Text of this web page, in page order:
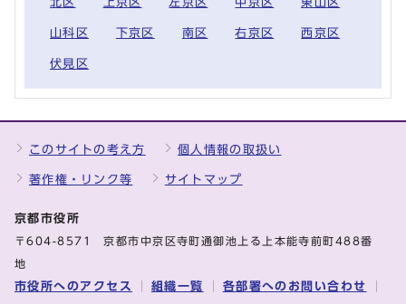
北区 上京区 左京区 中京区 東山区
山科区 下京区 南区 右京区 西京区
伏見区
このサイトの考え方 個人情報の取扱い
著作権・リンク等 サイトマップ
京都市役所
〒604-8571 京都市中京区寺町通御池上る上本能寺前町488番
地
市役所へのアクセス 組織一覧 各部署へのお問い合わせ